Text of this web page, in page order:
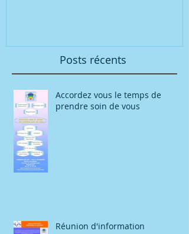
Posts récents
Accordez vous le temps de
prendre soin de vous
Réunion d'information